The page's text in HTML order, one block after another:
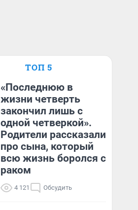
ТОП 5
«Последнюю в
жизни четверть
закончил лишь с
одной четверкой».
Родители рассказали
про сына, который
всю жизнь боролся с
раком
4 121 Обсудить